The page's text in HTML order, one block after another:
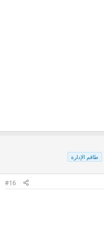
طاقم الإدارة
#16